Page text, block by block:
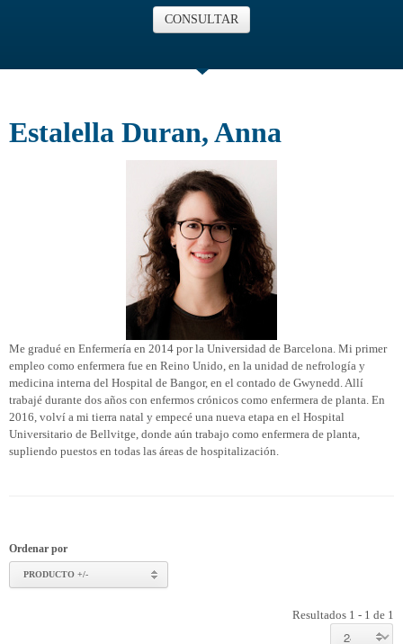
CONSULTAR
Estalella Duran, Anna
Me gradué en Enfermería en 2014 por la Universidad de Barcelona. Mi primer
empleo como enfermera fue en Reino Unido, en la unidad de nefrología y
medicina interna del Hospital de Bangor, en el contado de Gwynedd. Allí
trabajé durante dos años con enfermos crónicos como enfermera de planta. En
2016, volví a mi tierra natal y empecé una nueva etapa en el Hospital
Universitario de Bellvitge, donde aún trabajo como enfermera de planta,
supliendo puestos en todas las áreas de hospitalización.
Ordenar por
PRODUCTO +/-
Resultados 1 - 1 de 1